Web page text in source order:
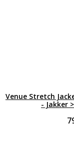
Venue Stretch
- Jakker